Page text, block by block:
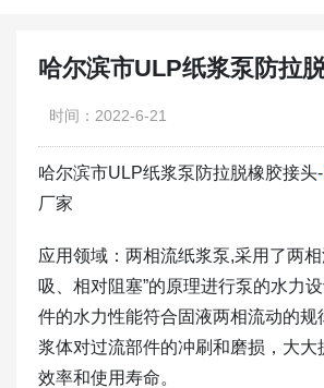
哈尔滨市ULP纸浆泵防拉
时间：2022-6-21
哈尔滨市ULP纸浆泵防拉脱橡胶接头-
厂家
应用领域：两相流纸浆泵,采用了两
吸、相对阻塞”的原理进行泵的水力
件的水力性能符合固液两相流动的规
浆体对过流部件的冲刷和磨损，大大
效率和使用寿命。